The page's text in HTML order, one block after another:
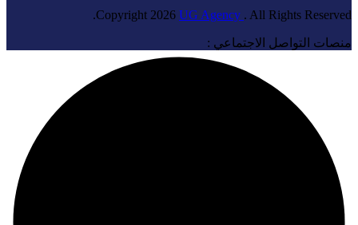
Copyright 2026 UG Agency . All Rights Reserved.
منصات التواصل الاجتماعي :